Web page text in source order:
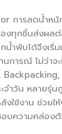
การลดน้ำหนั
งทุกชิ้นส่งผล
น้ำพับได้จึงเริ่
การณ์ ไม่ว่าจ
ะจำวัน หลายรุ่
งใช้งาน ช่วย
อบความคล่อง